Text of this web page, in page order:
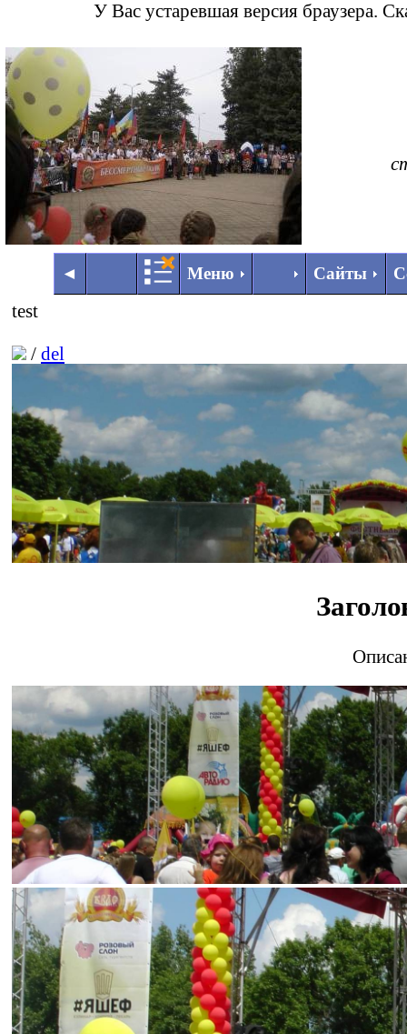
У Вас устаревшая версия браузера.
◄ ►
◄ Меню Сайты
test
/ del